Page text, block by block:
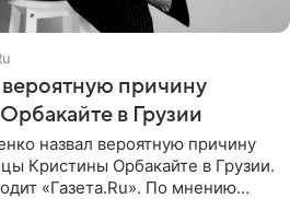
причину
в Грузии
назвал вероятную причину
Кристины Орбакайте в Грузии.
«Газета.Ru». По мнению